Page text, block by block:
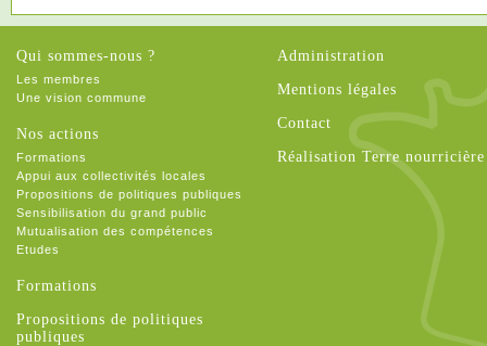
Qui sommes-nous ?
Les membres
Une vision commune
Nos actions
Formations
Appui aux collectivités locales
Propositions de politiques publiques
Sensibilisation du grand public
Mutualisation des compétences
Etudes
Formations
Propositions de politiques
publiques
Administration
Mentions légales
Contact
Réalisation Terre nourricière